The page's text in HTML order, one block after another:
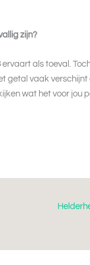
zijn?
ervaart als toeval.
getal vaak
wat het voor jou